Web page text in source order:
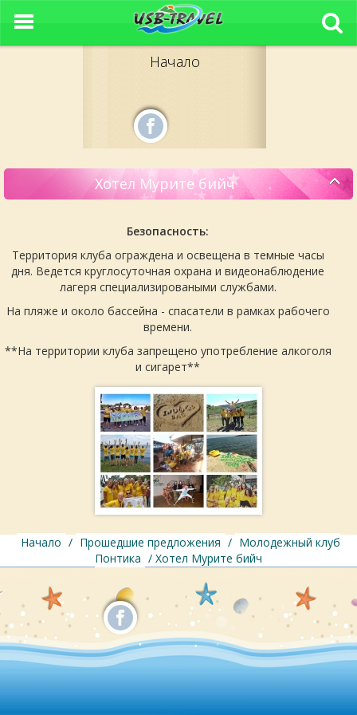
Начало
Хотел Мурите бийч
Безопасность:
Территория клуба ограждена и освещена в темные часы
дня. Ведется круглосуточная охрана и видеонаблюдение
лагеря специализироваными службами.
На пляже и около бассейна - спасатели в рамках рабочего
времени.
**На территории клуба запрещено употребление алкоголя
и сигарет**
Начало / Прошедшие предложения / Молодежный клуб
Понтика / Хотел Мурите бийч